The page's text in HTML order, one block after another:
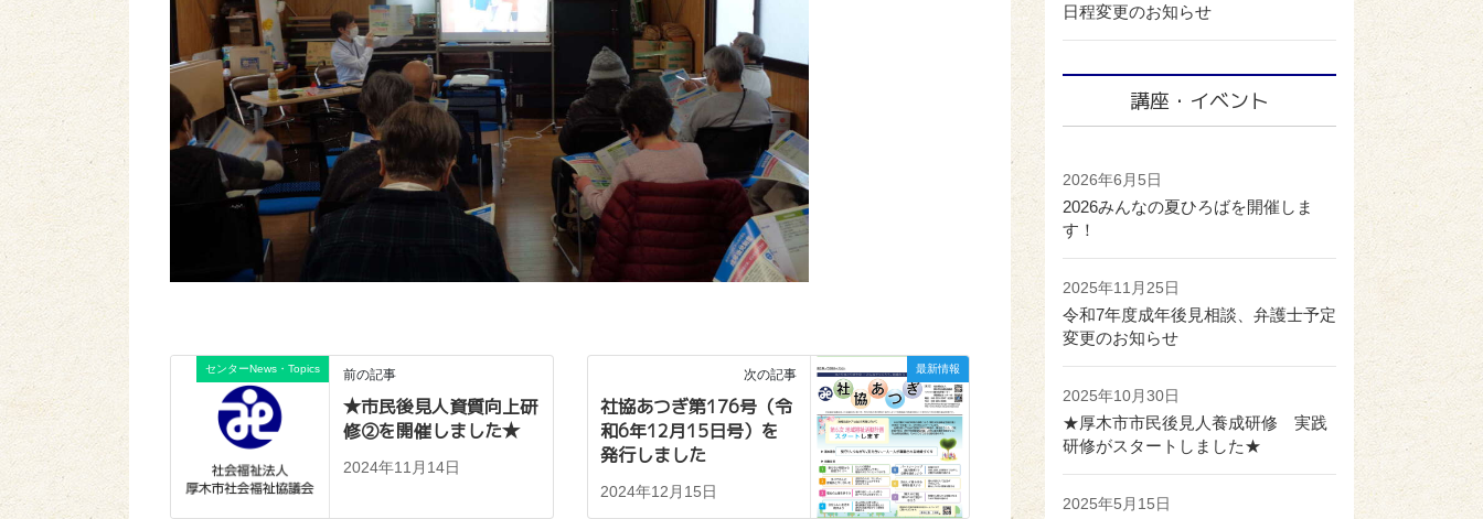
センターNews・Topics 前の記事
★市民後見人資質向上研
修②を開催しました★
2024年11月14日
最新情報
次の記事
社協あつぎ第176号（令
和6年12月15日号）を
発行しました
2024年12月15日
日程変更のお知らせ
講座・イベント
2026年6月5日
2026みんなの夏ひろばを開催しま
す！
2025年11月25日
令和7年度成年後見相談、弁護士予定
変更のお知らせ
2025年10月30日
★厚木市市民後見人養成研修 実践
研修がスタートしました★
2025年5月15日